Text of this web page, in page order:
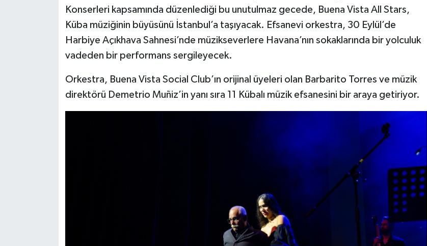
Konserleri kapsamında düzenlediği bu unutulmaz gecede, Buena Vista All Stars,
Küba müziğinin büyüsünü İstanbul’a taşıyacak. Efsanevi orkestra, 30 Eylül’de
Harbiye Açıkhava Sahnesi’nde müzikseverlere Havana’nın sokaklarında bir yolculuk
vadeden bir performans sergileyecek.
Orkestra, Buena Vista Social Club’ın orijinal üyeleri olan Barbarito Torres ve müzik
direktörü Demetrio Muñiz’in yanı sıra 11 Kübalı müzik efsanesini bir araya getiriyor.